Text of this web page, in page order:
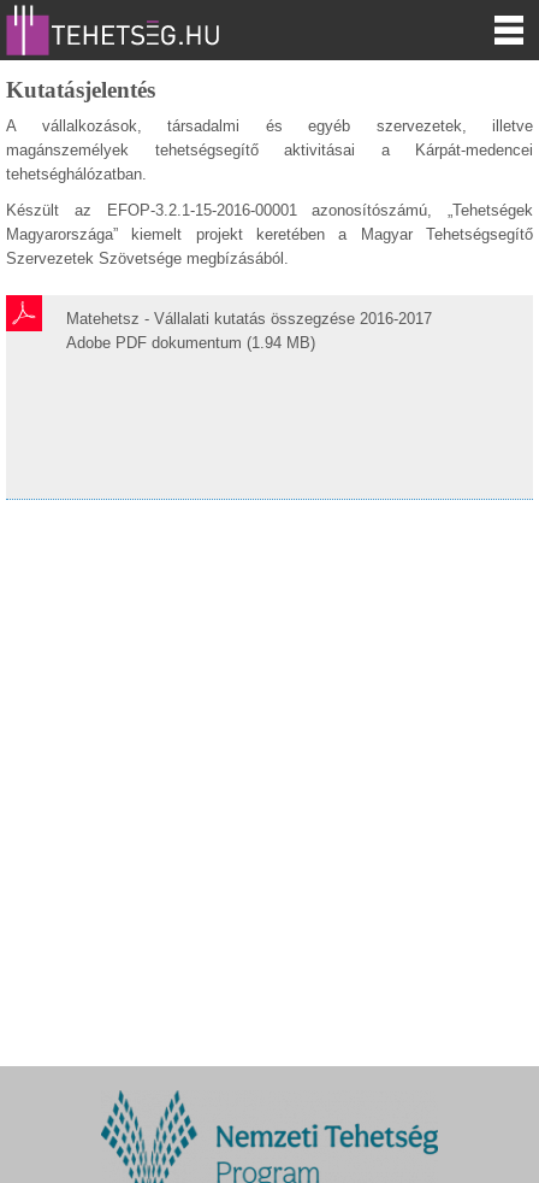
Kutatásjelentés
A vállalkozások, társadalmi és egyéb szervezetek, illetve
magánszemélyek tehetségsegítő aktivitásai a Kárpát-medencei
tehetséghálózatban.
Készült az EFOP-3.2.1-15-2016-00001 azonosítószámú, „Tehetségek
Magyarországa” kiemelt projekt keretében a Magyar Tehetségsegítő
Szervezetek Szövetsége megbízásából.
Matehetsz - Vállalati kutatás összegzése 2016-2017
Adobe PDF dokumentum (1.94 MB)